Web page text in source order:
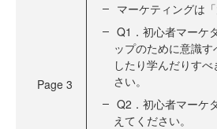
Page 3
マーケティングは「
Q1．初心者マーケ
ップのために意識
したり学んだりす
さい。
Q2．初心者マーケ
えてください。